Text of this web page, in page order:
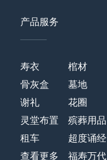
产品服务
——
寿衣
棺材
骨灰盒
墓地
谢礼
花圈
灵堂布置
殡葬用品
租车
超度诵经
查看更多
福寿万代